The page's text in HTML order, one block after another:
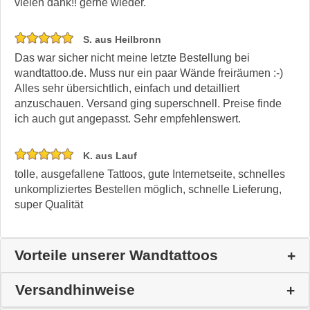
vielen dank!! gerne wieder.
S. aus Heilbronn
Das war sicher nicht meine letzte Bestellung bei
wandtattoo.de. Muss nur ein paar Wände freiräumen :-)
Alles sehr übersichtlich, einfach und detailliert
anzuschauen. Versand ging superschnell. Preise finde
ich auch gut angepasst. Sehr empfehlenswert.
K. aus Lauf
tolle, ausgefallene Tattoos, gute Internetseite, schnelles
unkompliziertes Bestellen möglich, schnelle Lieferung,
super Qualität
Vorteile unserer Wandtattoos
Versandhinweise